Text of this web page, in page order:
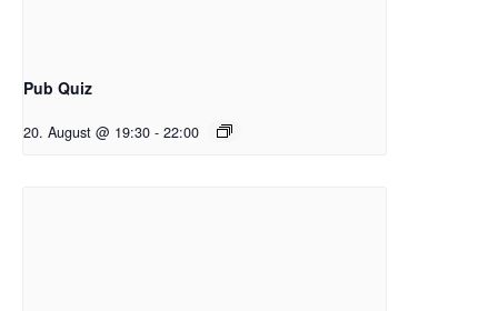
Pub Quiz
20. August @ 19:30 - 22:00